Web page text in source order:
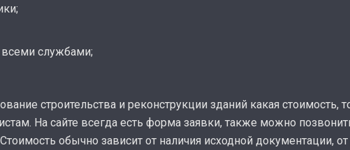
службами;
строительства и реконструкции зданий какая стоимость,
На сайте всегда есть форма заявки, также можно
обычно зависит от наличия исходной документации,